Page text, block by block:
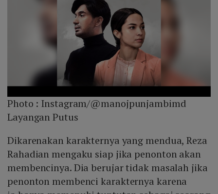
Photo : Instagram/@manojpunjambimd
Layangan Putus
Dikarenakan karakternya yang mendua, Reza
Rahadian mengaku siap jika penonton akan
membencinya. Dia berujar tidak masalah jika
penonton membenci karakternya karena